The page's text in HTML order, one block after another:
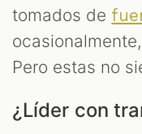
tomados de
Pero estas no
¿Líder con